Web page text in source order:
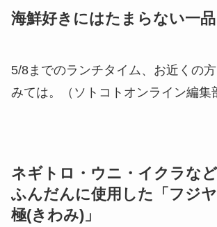
海鮮好きにはたまらない一品
5/8までのランチタイム、お近くの
みては。（ソトコトオンライン編集
ネギトロ・ウニ・イクラな
ふんだんに使用した「フジ
極(きわみ)」